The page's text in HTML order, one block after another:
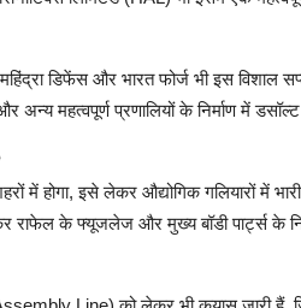
महिंद्रा डिफेंस और भारत फोर्ज भी इस विशाल
महत्वपूर्ण प्रणालियों के निर्माण में
में होगा, इसे लेकर औद्योगिक गलियारों में
राफेल के फ्यूजलेज और मुख्य बॉडी पार्ट्स के